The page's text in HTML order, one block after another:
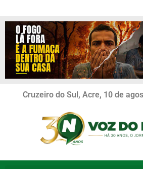
Cruzeiro do Sul, Acre, 10 de